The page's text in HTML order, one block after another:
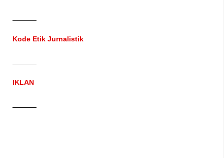
Kode Etik Jurnalistik
IKLAN